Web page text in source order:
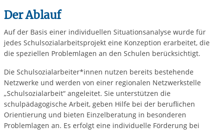
Der Ablauf
Auf der Basis einer individuellen Situationsanalyse wurde für
jedes Schulsozialarbeitsprojekt eine Konzeption erarbeitet, die
die speziellen Problemlagen an den Schulen berücksichtigt.
Die Schulsozialarbeiter*innen nutzen bereits bestehende
Netzwerke und werden von einer regionalen Netzwerkstelle
„Schulsozialarbeit“ angeleitet. Sie unterstützen die
schulpädagogische Arbeit, geben Hilfe bei der beruflichen
Orientierung und bieten Einzelberatung in besonderen
Problemlagen an. Es erfolgt eine individuelle Förderung bei